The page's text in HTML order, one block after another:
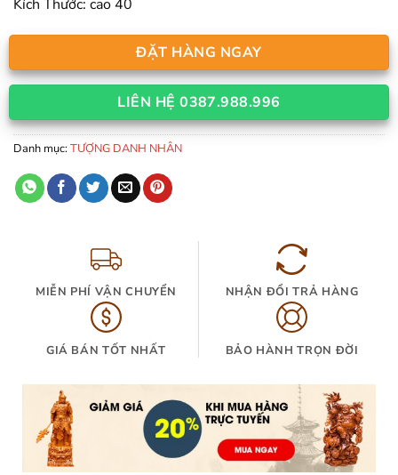
Kích Thước: cao 40
ĐẶT HÀNG NGAY
LIÊN HỆ 0387.988.996
Danh mục:TƯỢNG DANH NHÂN
MIỄN PHÍ VẬN CHUYỂN NHẬN ĐỔI TRẢ HÀNG
GIÁ BÁN TỐT NHẤT BẢO HÀNH TRỌN ĐỜI